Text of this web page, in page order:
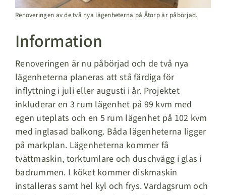
Renoveringen av de två nya lägenheterna på Åtorp är påbörjad.
Information
Renoveringen är nu påbörjad och de två nya
lägenheterna planeras att stå färdiga för
inflyttning i juli eller augusti i år. Projektet
inkluderar en 3 rum lägenhet på 99 kvm med
egen uteplats och en 5 rum lägenhet på 102 kvm
med inglasad balkong. Båda lägenheterna ligger
på markplan. Lägenheterna kommer få
tvättmaskin, torktumlare och duschvägg i glas i
badrummen. I köket kommer diskmaskin
installeras samt hel kyl och frys. Vardagsrum och